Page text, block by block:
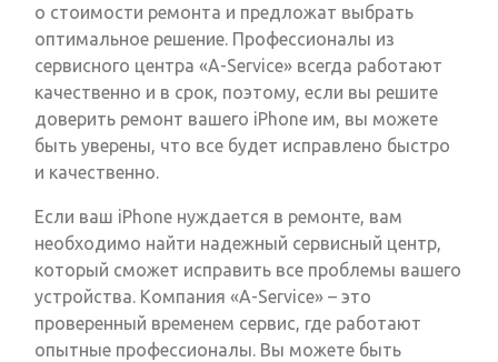
о стоимости ремонта и предложат выбрать
оптимальное решение. Профессионалы из
сервисного центра «A-Service» всегда работают
качественно и в срок, поэтому, если вы решите
доверить ремонт вашего iPhone им, вы можете
быть уверены, что все будет исправлено быстро
и качественно.
Если ваш iPhone нуждается в ремонте, вам
необходимо найти надежный сервисный центр,
который сможет исправить все проблемы вашего
устройства. Компания «A-Service» – это
проверенный временем сервис, где работают
опытные профессионалы. Вы можете быть